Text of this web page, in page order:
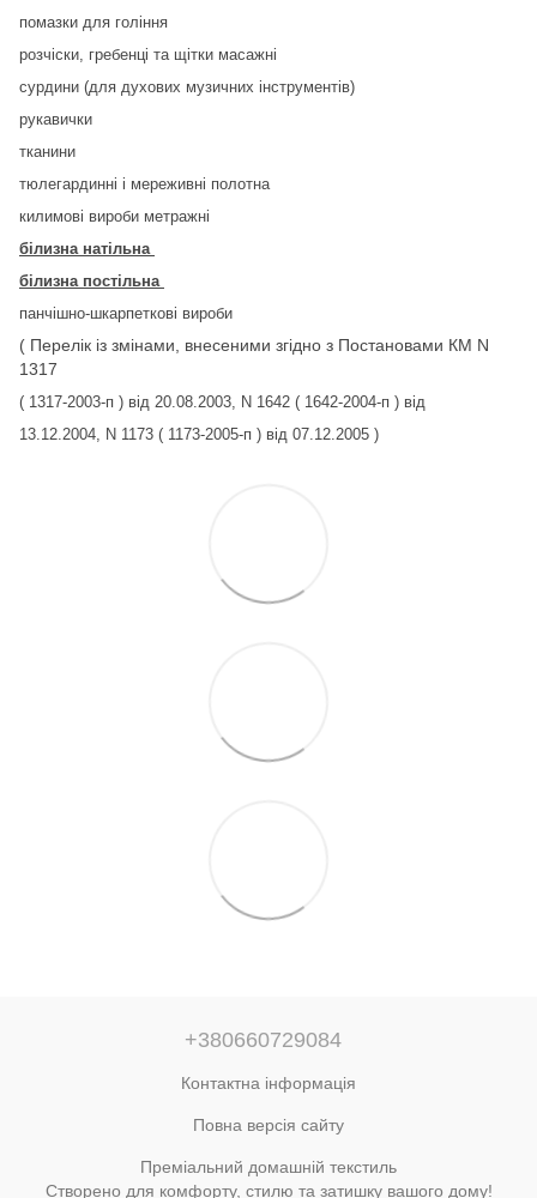
помазки для гоління
розчіски, гребенці та щітки масажні
сурдини (для духових музичних інструментів)
рукавички
тканини
тюлегардинні і мереживні полотна
килимові вироби метражні
білизна натільна
білизна постільна
панчішно-шкарпеткові вироби
( Перелік із змінами, внесеними згідно з Постановами КМ N
1317
( 1317-2003-п ) від 20.08.2003, N 1642 ( 1642-2004-п ) від
13.12.2004, N 1173 ( 1173-2005-п ) від 07.12.2005 )
+380660729084
Контактна інформація
Повна версія сайту
Преміальний домашній текстиль
Створено для комфорту, стилю та затишку вашого дому!